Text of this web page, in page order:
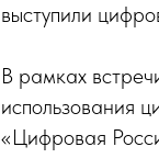
выступили
В рамках
использования
«Цифровая